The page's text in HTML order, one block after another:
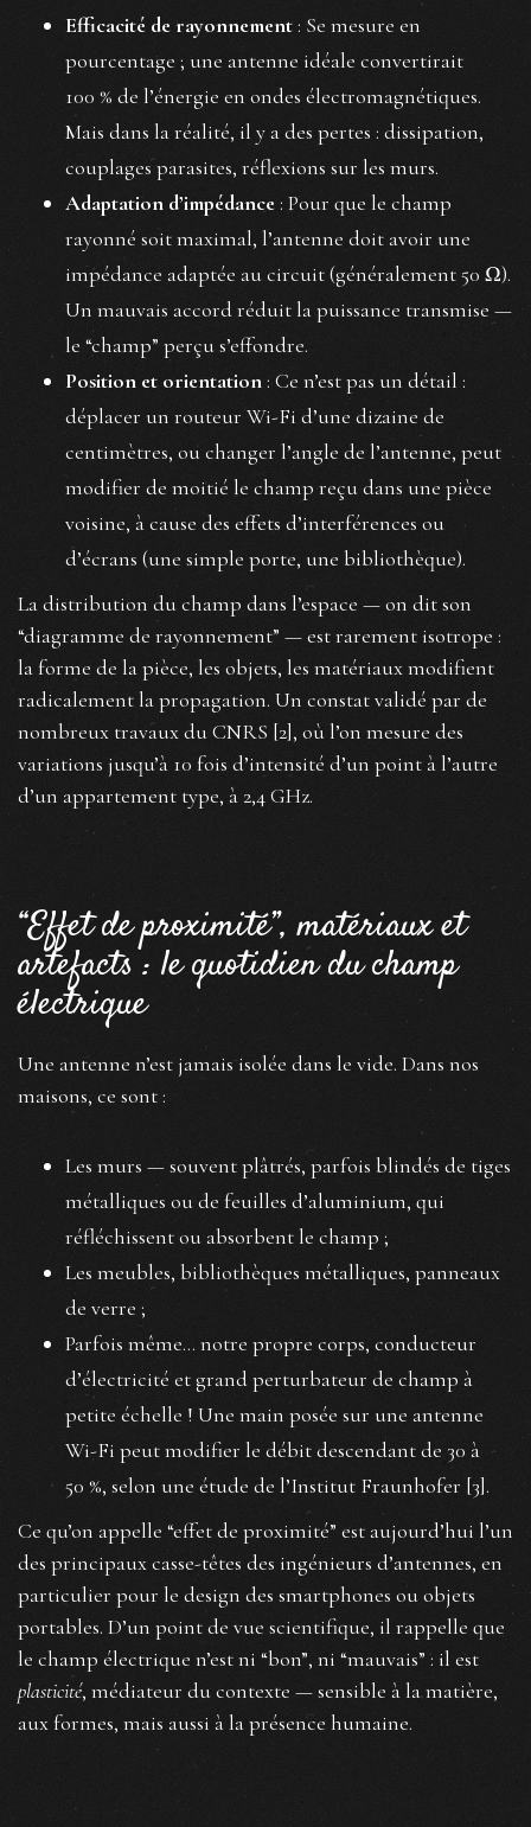
Efficacité de rayonnement: Se mesure en
pourcentage ; une antenne idéale convertirait
100 % de l’énergie en ondes électromagnétiques.
Mais dans la réalité, il y a des pertes : dissipation,
couplages parasites, réflexions sur les murs.
Adaptation d’impédance: Pour que le champ
rayonné soit maximal, l’antenne doit avoir une
impédance adaptée au circuit (généralement 50 Ω).
Un mauvais accord réduit la puissance transmise —
le “champ” perçu s’effondre.
Position et orientation: Ce n’est pas un détail :
déplacer un routeur Wi-Fi d’une dizaine de
centimètres, ou changer l’angle de l’antenne, peut
modifier de moitié le champ reçu dans une pièce
voisine, à cause des effets d’interférences ou
d’écrans (une simple porte, une bibliothèque).
La distribution du champ dans l’espace — on dit son
“diagramme de rayonnement” — est rarement isotrope :
la forme de la pièce, les objets, les matériaux modifient
radicalement la propagation. Un constat validé par de
nombreux travaux du CNRS [2], où l’on mesure des
variations jusqu’à 10 fois d’intensité d’un point à l’autre
d’un appartement type, à 2,4 GHz.
“Effet de proximité”, matériaux et
artefacts : le quotidien du champ
électrique
Une antenne n’est jamais isolée dans le vide. Dans nos
maisons, ce sont :
Les murs — souvent plâtrés, parfois blindés de tiges
métalliques ou de feuilles d’aluminium, qui
réfléchissent ou absorbent le champ ;
Les meubles, bibliothèques métalliques, panneaux
de verre ;
Parfois même… notre propre corps, conducteur
d’électricité et grand perturbateur de champ à
petite échelle ! Une main posée sur une antenne
Wi-Fi peut modifier le débit descendant de 30 à
50 %, selon une étude de l’Institut Fraunhofer [3].
Ce qu’on appelle “effet de proximité” est aujourd’hui l’un
des principaux casse-têtes des ingénieurs d’antennes, en
particulier pour le design des smartphones ou objets
portables. D’un point de vue scientifique, il rappelle que
le champ électrique n’est ni “bon”, ni “mauvais” : il est
plasticité, médiateur du contexte — sensible à la matière,
aux formes, mais aussi à la présence humaine.